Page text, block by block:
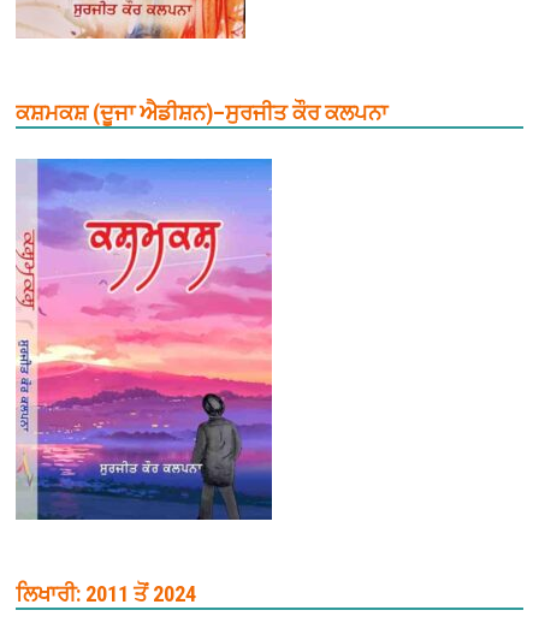
ਕਸ਼ਮਕਸ਼ (ਦੂਜਾ ਐਡੀਸ਼ਨ)–ਸੁਰਜੀਤ ਕੌਰ ਕਲਪਨਾ
ਲਿਖਾਰੀ: 2011 ਤੋਂ 2024